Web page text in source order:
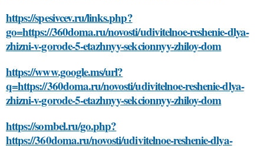
https://spesivcev.ru/links.php?
go=https://360doma.ru/novosti/udivitelnoe-reshenie-dlya-
zhizni-v-gorode-5-etazhnyy-sekcionnyy-zhiloy-dom
https://www.google.ms/url?
q=https://360doma.ru/novosti/udivitelnoe-reshenie-dlya-
zhizni-v-gorode-5-etazhnyy-sekcionnyy-zhiloy-dom
https://sombel.ru/go.php?
https://360doma.ru/novosti/udivitelnoe-reshenie-dlya-